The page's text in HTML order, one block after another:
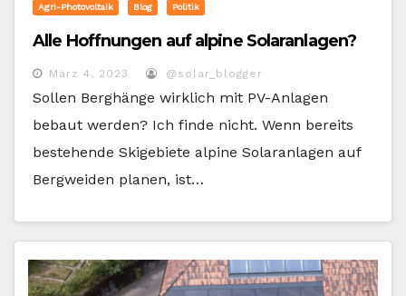
Agri-Photovoltaik Blog Politik
Alle Hoffnungen auf alpine Solaranlagen?
März 4, 2023 @solar_blogger
Sollen Berghänge wirklich mit PV-Anlagen
bebaut werden? Ich finde nicht. Wenn bereits
bestehende Skigebiete alpine Solaranlagen auf
Bergweiden planen, ist…